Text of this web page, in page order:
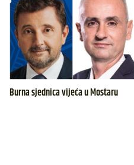
Burna sjednica vijeća u Mostaru